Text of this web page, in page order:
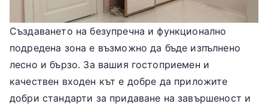
Създаването на безупречна и функционално
подредена зона е възможно да бъде изпълнено
лесно и бързо. За вашия гостоприемен и
качествен входен кът е добре да приложите
добри стандарти за придаване на завършеност и